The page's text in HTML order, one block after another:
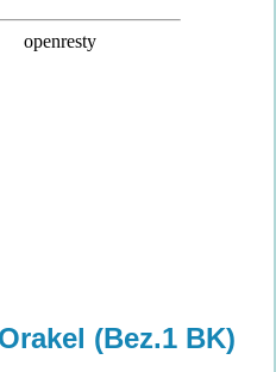
(Bez.1 BK)